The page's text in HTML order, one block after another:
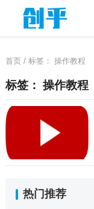
首页/ 标签： 操作教程
标签： 操作教程
热门推荐